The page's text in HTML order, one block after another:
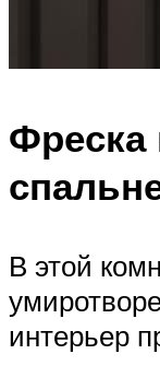
Фреска
В этой
интерьер